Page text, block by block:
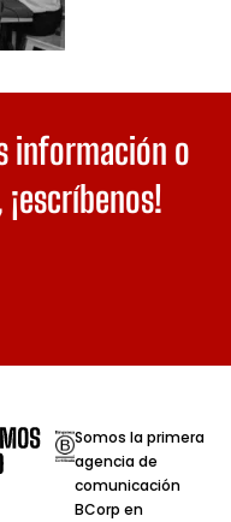
información o
¡escríbenos!
Somos la primera
agencia de
comunicación
BCorp en